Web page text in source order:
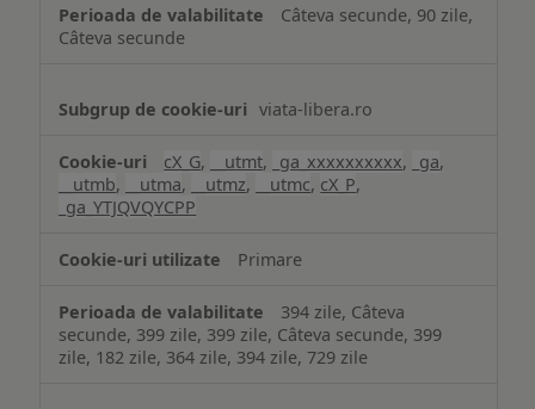
Câteva secunde, 90 zile,
Câteva secunde
viata-libera.ro
cX_G, __utmt, _ga_xxxxxxxxxx, _ga,
__utmb, __utma, __utmz, __utmc, cX_P,
_ga_YTJQVQYCPP
Primare
394 zile, Câteva
secunde, 399 zile, 399 zile, Câteva secunde, 399
zile, 182 zile, 364 zile, 394 zile, 729 zile